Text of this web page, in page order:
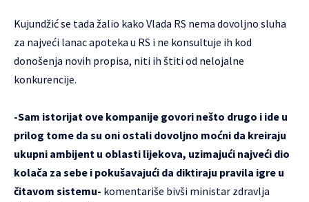
Kujundžić se tada žalio kako Vlada RS nema dovoljno sluha
za najveći lanac apoteka u RS i ne konsultuje ih kod
donošenja novih propisa, niti ih štiti od nelojalne
konkurencije.
-Sam istorijat ove kompanije govori nešto drugo i ide u
prilog tome da su oni ostali dovoljno moćni da kreiraju
ukupni ambijent u oblasti lijekova, uzimajući najveći dio
kolača za sebe i pokušavajući da diktiraju pravila igre u
čitavom sistemu- komentariše bivši ministar zdravlja